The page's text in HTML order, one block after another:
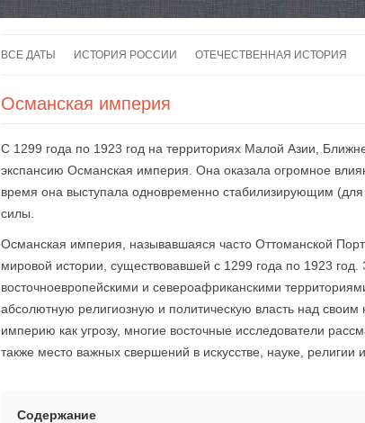
ВСЕ ДАТЫ ИСТОРИЯ РОССИИ ОТЕЧЕСТВЕННАЯ ИСТОРИЯ
Османская империя
С 1299 года по 1923 год на территориях Малой Азии,
экспансию Османская империя. Она оказала огромное
время она выступала одновременно стабилизирующим
силы.
Османская империя, называвшаяся часто Оттоманской
мировой истории, существовавшей с 1299 года по 1923
восточноевропейскими и североафриканскими
абсолютную религиозную и политическую власть над
империю как угрозу, многие восточные исследователи
также место важных свершений в искусстве, науке, религии и
Содержание